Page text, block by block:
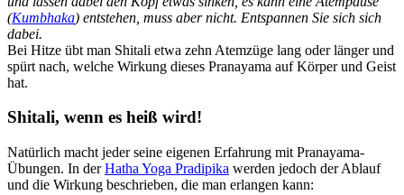
(Kumbhaka) entstehen, muss aber nicht. Entspannen Sie sich sich
dabei.
Bei Hitze übt man Shitali etwa zehn Atemzüge lang oder länger und
spürt nach, welche Wirkung dieses Pranayama auf Körper und Geist
hat.
Shitali, wenn es heiß wird!
Natürlich macht jeder seine eigenen Erfahrung mit Pranayama-
Übungen. In derHatha Yoga Pradipika werden jedoch der Ablauf
und die Wirkung beschrieben, die man erlangen kann: